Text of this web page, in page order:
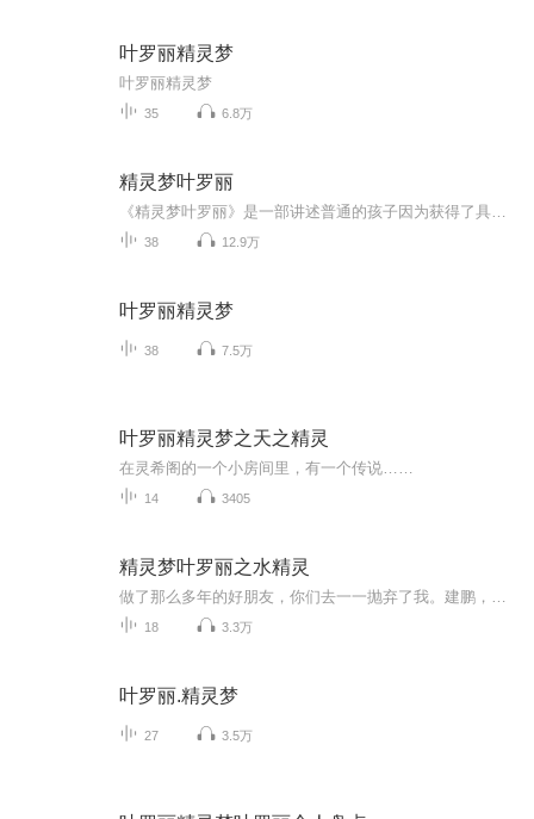
叶罗丽精灵梦
叶罗丽精灵梦
35 6.8万
精灵梦叶罗丽
38 12.9万
叶罗丽精灵梦
38 7.5万
叶罗丽精灵梦之天之精灵
在灵希阁的一个小房间里，有一个传说……
14 3405
精灵梦叶罗丽之水精灵
18 3.3万
叶罗丽.精灵梦
27 3.5万